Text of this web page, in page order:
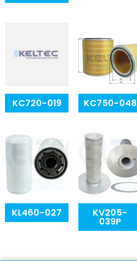
KC720-019 KC750-048
KL460-027 KV205-
039P